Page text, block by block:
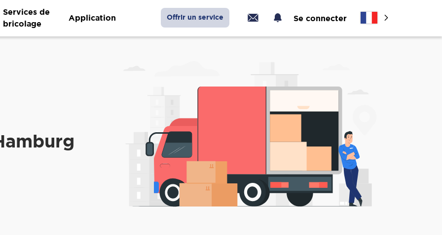
Services de
bricolage
Application Offrir un service Se connecter